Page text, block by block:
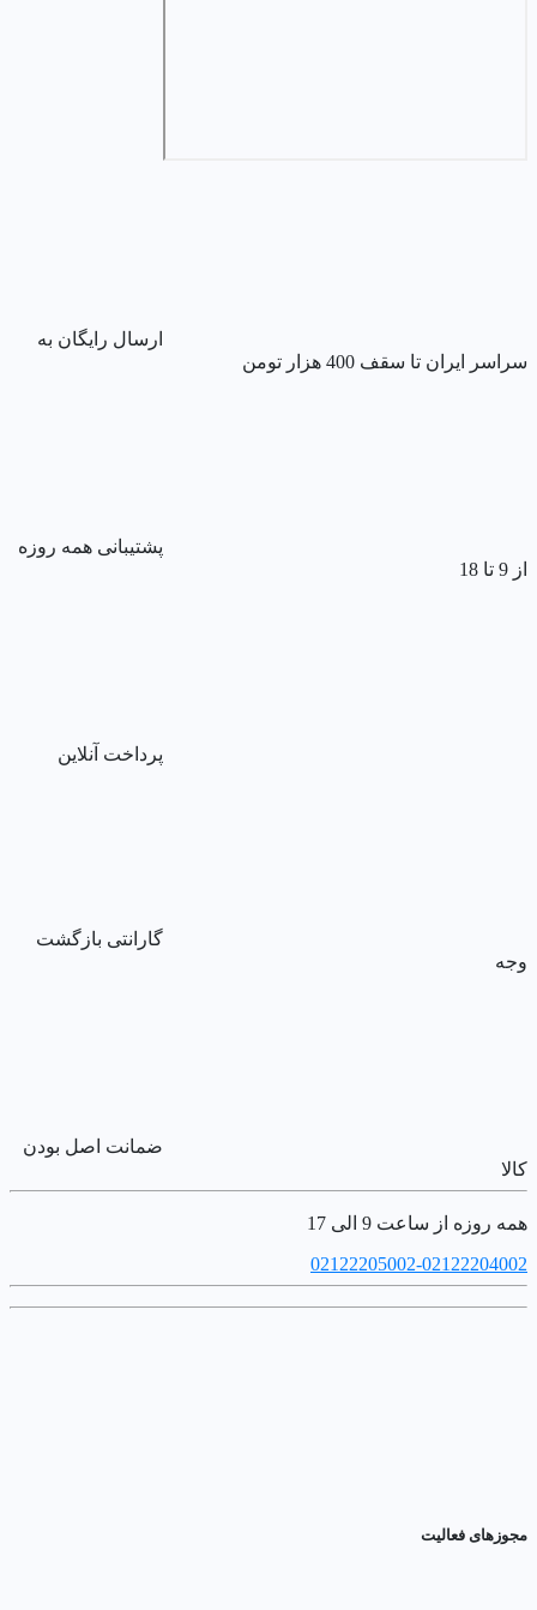
ارسال رایگان به
سراسر ایران تا سقف 400 هزار تومن
پشتیبانی همه روزه
از 9 تا 18
پرداخت آنلاین
گارانتی بازگشت
وجه
ضمانت اصل بودن
کالا
همه روزه از ساعت 9 الی 17
02122205002-02122204002
مجوزهای فعالیت